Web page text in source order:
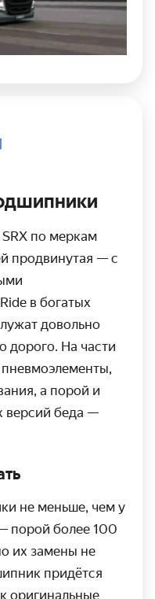
по меркам
продвинутая — с
в богатых
довольно
дорого. На части
а порой и
версий беда —
не меньше, чем у
порой более 100
их замены не
придётся
оригинальные